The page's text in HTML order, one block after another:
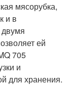
мясорубка,
и в
ей
705
и
для хранения.